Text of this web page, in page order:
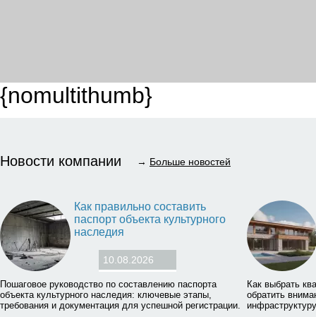
{nomultithumb}
Новости компании → Больше новостей
Как правильно составить
паспорт объекта культурного
наследия
10.08.2026
Пошаговое руководство по составлению паспорта
объекта культурного наследия: ключевые этапы,
требования и документация для успешной регистрации.
Как выбрать
обратить